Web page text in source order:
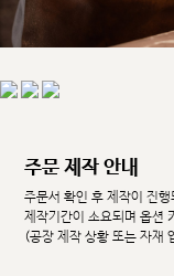
주문 제작 안내
주문서 확인 후 제작이 진
제작기간이 소요되며 옵션
(공장 제작 상황 또는 자재